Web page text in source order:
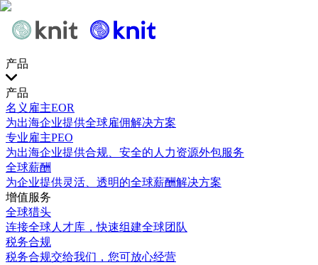
产品
产品
名义雇主EOR
为出海企业提供全球雇佣解决方案
专业雇主PEO
为出海企业提供合规、安全的人力资源外包服务
全球薪酬
为企业提供灵活、透明的全球薪酬解决方案
增值服务
全球猎头
连接全球人才库，快速组建全球团队
税务合规
税务合规交给我们，您可放心经营